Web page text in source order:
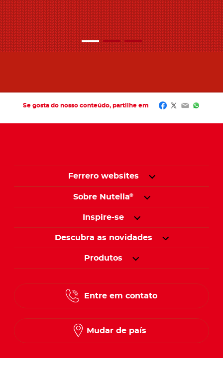
Se gosta do nosso conteúdo, partilhe em Facebook
Twitter
Email
Ferrero websites
Sobre Nutella®
Inspire-se
Descubra as novidades
Produtos
Entre em contato
Mudar de país